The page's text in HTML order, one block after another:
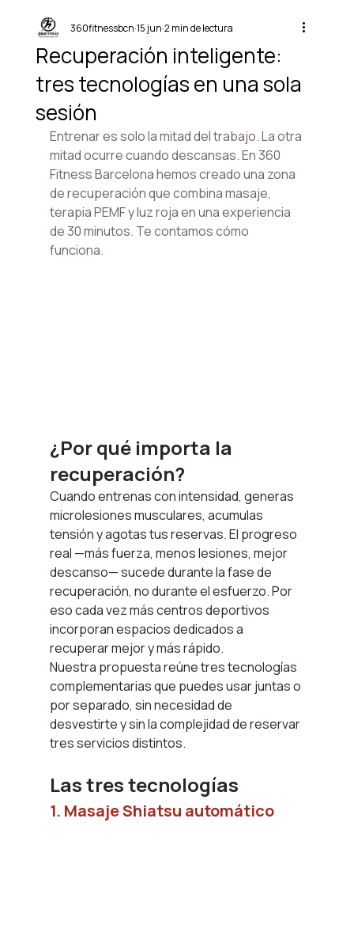
Recuperación inteligente:
tres tecnologías en una sola
sesión
360fitnessbcn 15 jun 2 min de lectura
Entrenar es solo la mitad del trabajo. La otra
mitad ocurre cuando descansas. En 360
Fitness Barcelona hemos creado una zona
de recuperación que combina masaje,
terapia PEMF y luz roja en una experiencia
de 30 minutos. Te contamos cómo
funciona.
¿Por qué importa la
recuperación?
Cuando entrenas con intensidad, generas
microlesiones musculares, acumulas
tensión y agotas tus reservas. El progreso
real —más fuerza, menos lesiones, mejor
descanso— sucede durante la fase de
recuperación, no durante el esfuerzo. Por
eso cada vez más centros deportivos
incorporan espacios dedicados a
recuperar mejor y más rápido.
Nuestra propuesta reúne tres tecnologías
complementarias que puedes usar juntas o
por separado, sin necesidad de
desvestirte y sin la complejidad de reservar
tres servicios distintos.
Las tres tecnologías
1. Masaje Shiatsu automático